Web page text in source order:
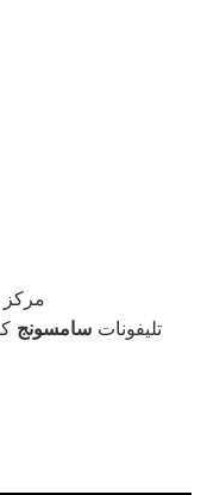
مركز
تليفونات سامسونج